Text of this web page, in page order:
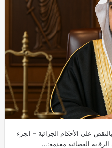
على الأحكام الجزائية – الجزء
القضائية مقدمة:…